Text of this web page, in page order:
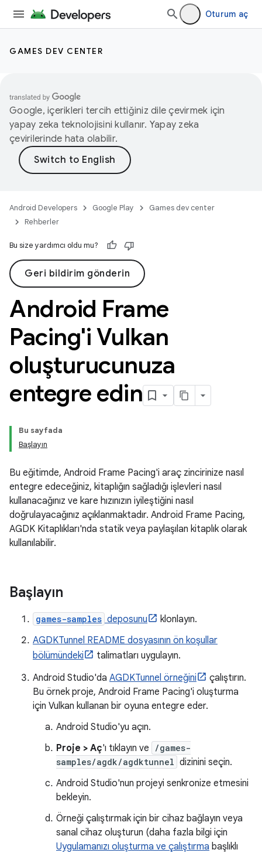
Oturum aç
GAMES DEV CENTER
Google, içerikleri tercih ettiğiniz dile çevirmek için
yapay zeka teknolojisini kullanır. Yapay zeka
çevirilerinde hata olabilir.
Android Developers Google Play
Games dev center
Rehberler
Bu size yardımcı oldu mu?
Geri bildirim gönderin
Android Frame
Pacing'i Vulkan
oluşturucunuza
entegre edin
Bu sayfada
Başlayın
Bu eğitimde, Android Frame Pacing'i araç zincirinize nasıl
entegre edeceğiniz, kitaplığın sağladığı işlevleri nasıl
kullanacağınız ve kare hızınızın iyileştiğini nasıl
doğrulayacağınız açıklanmaktadır. Android Frame Pacing,
AGDK Kitaplıkları'nda statik veya paylaşılan kitaplık olarak
kullanılabilir.
Başlayın
games-samples deposunu
klonlayın.
AGDKTunnel README dosyasının ön koşullar
bölümündeki
talimatları uygulayın.
Android Studio'da AGDKTunnel örneğini
çalıştırın.
Bu örnek proje, Android Frame Pacing'i oluşturma
için Vulkan kullanan bir oyuna entegre eder.
Android Studio'yu açın.
Proje > Aç'ı tıklayın ve
/games-
samples/agdk/agdktunnel dizinini seçin.
Android Studio'nun projeyi senkronize etmesini
bekleyin.
Örneği çalıştırmak için bir cihaz bağlayın veya
sanal cihaz oluşturun (daha fazla bilgi için
Uygulamanızı oluşturma ve çalıştırma başlıklı